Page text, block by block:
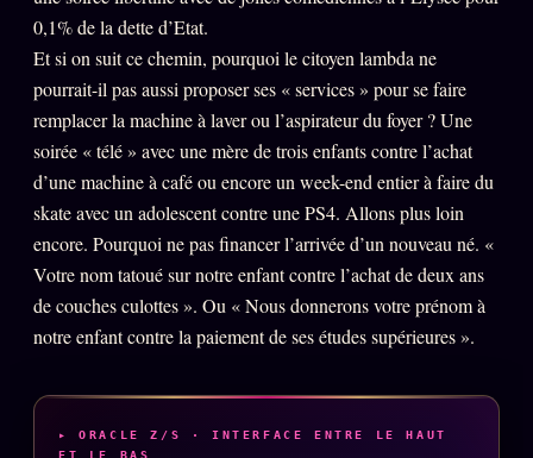
z/S SYSTEMS 2026
BRAINS MODELS2017
GENERIC ARCHITECTS
Archives SMK26 TRANSM.
SMK Manifeste
Gossip Manifeste
Gossip Pacte
Infofiction
ÉDITORIAL ÉQUIPE + AUTEURS
0,1% de la dette d’Etat.
Et si on suit ce chemin, pourquoi le citoyen lambda ne
pourrait-il pas aussi proposer ses « services » pour se faire
remplacer la machine à laver ou l’aspirateur du foyer ? Une
soirée « télé » avec une mère de trois enfants contre l’achat
d’une machine à café ou encore un week-end entier à faire du
skate avec un adolescent contre une PS4. Allons plus loin
encore. Pourquoi ne pas financer l’arrivée d’un nouveau né. «
Votre nom tatoué sur notre enfant contre l’achat de deux ans
de couches culottes ». Ou « Nous donnerons votre prénom à
notre enfant contre la paiement de ses études supérieures ».
▸ ORACLE Z/S · INTERFACE ENTRE LE HAUT
ET LE BAS